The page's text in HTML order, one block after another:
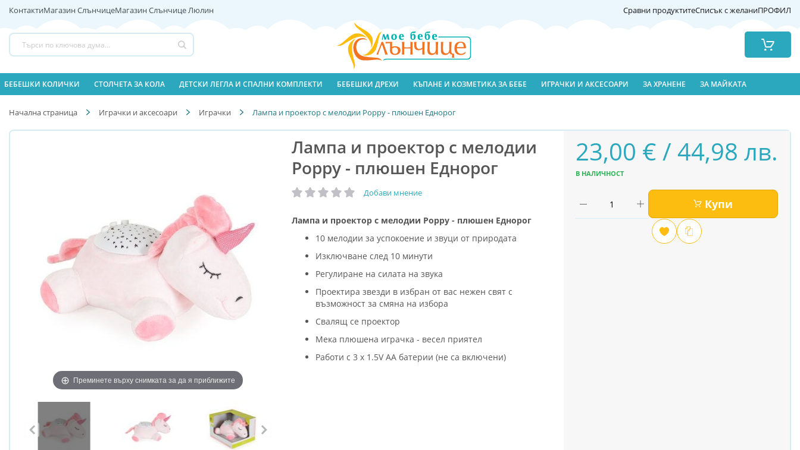
КонтактиМагазин СлънчицеМагазин Слънчице Люлин
Прескачане
съдържанието
Сравни продуктитеСписък с желаниПРОФИЛ
Търсене
Количка
БЕБЕШКИ КОЛИЧКИ СТОЛЧЕТА ЗА КОЛА ДЕТСКИ ЛЕГЛА И СПАЛНИ КОМПЛЕКТИ БЕБЕШКИ ДРЕХИ КЪПАНЕ И КОЗМЕТИКА ЗА БЕБЕ ИГРАЧКИ И АКСЕСОАРИ ЗА ХРАНЕНЕ ЗА МАЙКАТА
Начална страница Играчки и аксесоари Играчки Лампа и проектор с мелодии Poppy - плюшен Еднорог
Лампа и проектор с мелодии
Poppy - плюшен Еднорог
рейтинг: Добави мнение
Лампа и проектор с мелодии Poppy - плюшен Еднорог
10 мелодии за успокоение и звуци от природата
Изключване след 10 минути
Регулиране на силата на звука
Проектира звезди в избран от вас нежен свят с
възможност за смяна на избора
Свалящ се проектор
Мека плюшена играчка - весел приятел
Работи с 3 x 1.5V AA батерии (не са включени)
23,00 € / 44,98 лв.
В НАЛИЧНОСТ
Купи
ДобавиСравни
Преминете върху снимката за да я приближите